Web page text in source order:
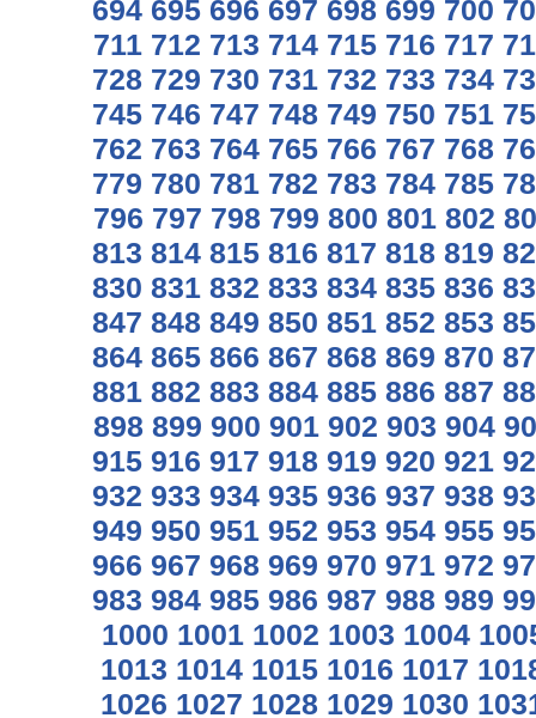
694 695 696 697 698 699 700
711 712 713 714 715 716 717
728 729 730 731 732 733 734
745 746 747 748 749 750 751
762 763 764 765 766 767 768
779 780 781 782 783 784 785
796 797 798 799 800 801 802
813 814 815 816 817 818 819
830 831 832 833 834 835 836
847 848 849 850 851 852 853
864 865 866 867 868 869 870
881 882 883 884 885 886 887
898 899 900 901 902 903 904
915 916 917 918 919 920 921
932 933 934 935 936 937 938
949 950 951 952 953 954 955
966 967 968 969 970 971 972
983 984 985 986 987 988 989
1000 1001 1002 1003 1004
1013 1014 1015 1016 1017
1026 1027 1028 1029 1030